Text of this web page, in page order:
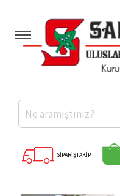
Kategoriler
Hakkımızda
Diğer İllere Çiçek
İletişim SİPARİŞTAKİP